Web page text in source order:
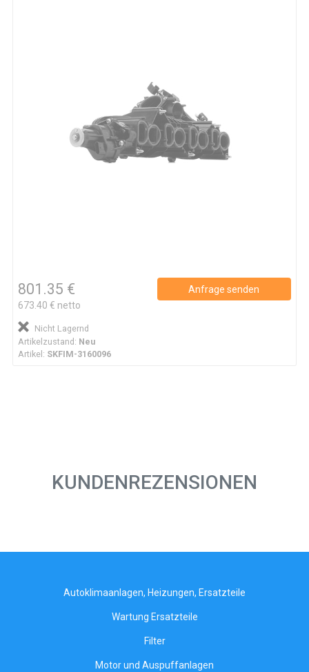
801.35 €
673.40 € netto
Anfrage senden
Nicht Lagernd
Artikelzustand: Neu
Artikel: SKFIM-3160096
KUNDENREZENSIONEN
Autoklimaanlagen, Heizungen, Ersatzteile
Wartung Ersatzteile
Filter
Motor und Auspuffanlagen